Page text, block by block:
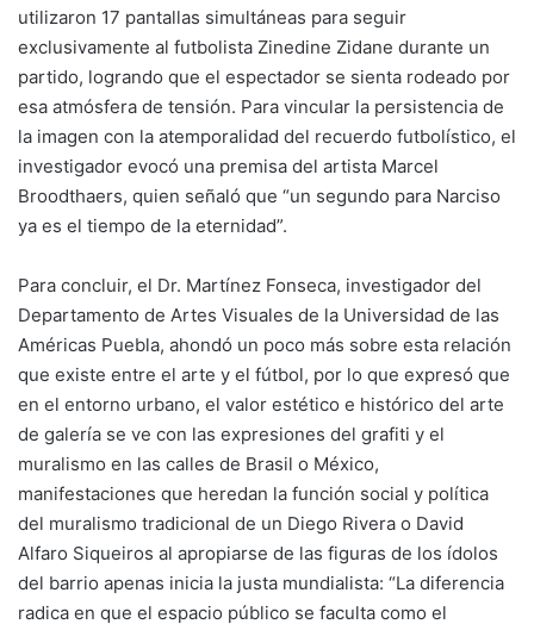
utilizaron 17 pantallas simultáneas para seguir
exclusivamente al futbolista Zinedine Zidane durante un
partido, logrando que el espectador se sienta rodeado por
esa atmósfera de tensión. Para vincular la persistencia de
la imagen con la atemporalidad del recuerdo futbolístico, el
investigador evocó una premisa del artista Marcel
Broodthaers, quien señaló que “un segundo para Narciso
ya es el tiempo de la eternidad”.
Para concluir, el Dr. Martínez Fonseca, investigador del
Departamento de Artes Visuales de la Universidad de las
Américas Puebla, ahondó un poco más sobre esta relación
que existe entre el arte y el fútbol, por lo que expresó que
en el entorno urbano, el valor estético e histórico del arte
de galería se ve con las expresiones del grafiti y el
muralismo en las calles de Brasil o México,
manifestaciones que heredan la función social y política
del muralismo tradicional de un Diego Rivera o David
Alfaro Siqueiros al apropiarse de las figuras de los ídolos
del barrio apenas inicia la justa mundialista: “La diferencia
radica en que el espacio público se faculta como el